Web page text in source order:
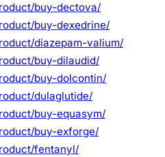
buy-dectova/
buy-dexedrine/
diazepam-valium/
buy-dilaudid/
buy-dolcontin/
dulaglutide/
buy-equasym/
buy-exforge/
fentanyl/